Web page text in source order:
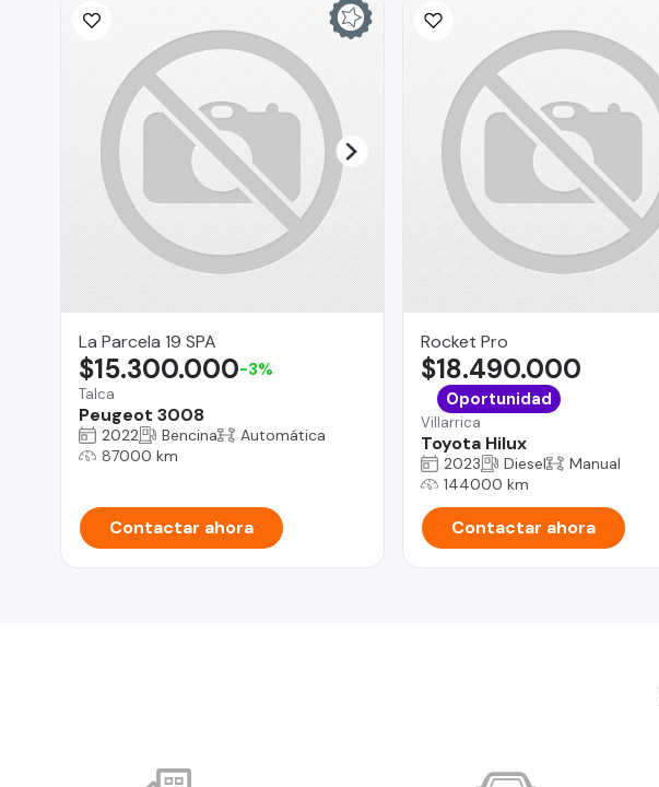
La Parcela 19 SPA
Talca
Peugeot 3008
$15.300.000-3%
2022 Bencina
Automática
87000 km
Contactar ahora
Rocket Pro
Villarrica
Toyota Hilux
$18.490.000
Oportunidad
2023 Diesel
Manual
144000 km
Contactar ahora